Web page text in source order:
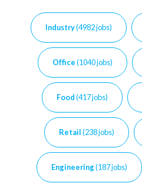
Industry(4982 jobs)
Office(1040 jobs)
Food(417 jobs)
Retail(238 jobs)
Engineering(187 jobs)